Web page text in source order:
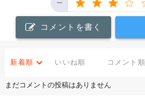
−
コメントを書く
新着順 いいね順 コメント順
まだコメントの投稿はありません